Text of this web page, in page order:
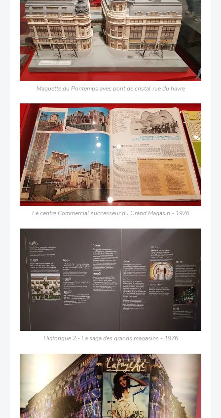
Maquette du Printemps avec pont de cristal rue du havre
Le centre Commercial successeur du Grand Magasin - 1976
Historique 2 - La saga des grands magasins - 1976